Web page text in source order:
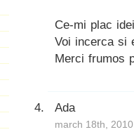
Ce-mi plac
Voi incerca si
Merci frumos
Ada
march 18th,